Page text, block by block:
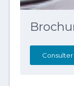
Consulter